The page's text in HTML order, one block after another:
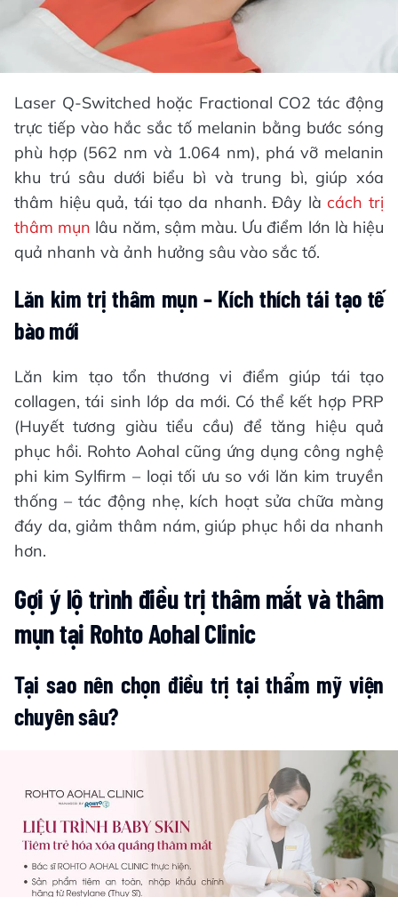
Laser Q‑Switched hoặc Fractional CO2 tác động
trực tiếp vào hắc sắc tố melanin bằng bước sóng
phù hợp (562 nm và 1.064 nm), phá vỡ melanin
khu trú sâu dưới biểu bì và trung bì, giúp xóa
thâm hiệu quả, tái tạo da nhanh. Đây làcách trị
thâm mụn lâu năm, sậm màu. Ưu điểm lớn là hiệu
quả nhanh và ảnh hưởng sâu vào sắc tố.
Lăn kim trị thâm mụn – Kích thích tái tạo tế
bào mới
Lăn kim tạo tổn thương vi điểm giúp tái tạo
collagen, tái sinh lớp da mới. Có thể kết hợp PRP
(Huyết tương giàu tiểu cầu) để tăng hiệu quả
phục hồi. Rohto Aohal cũng ứng dụng công nghệ
phi kim Sylfirm – loại tối ưu so với lăn kim truyền
thống – tác động nhẹ, kích hoạt sửa chữa màng
đáy da, giảm thâm nám, giúp phục hồi da nhanh
hơn.
Gợi ý lộ trình điều trị thâm mắt và thâm
mụn tại Rohto Aohal Clinic
Tại sao nên chọn điều trị tại thẩm mỹ viện
chuyên sâu?